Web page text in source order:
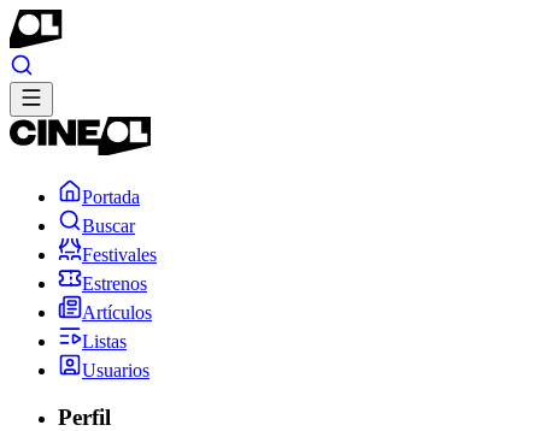
Portada
Buscar
Festivales
Estrenos
Artículos
Listas
Usuarios
Perfil